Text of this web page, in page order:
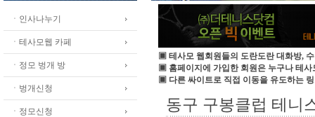
ㆍ인사나누기
ㆍ테사모웹 카페
ㆍ정모 벙개 방
ㆍ벙개신청
ㆍ정모신청
▣ 테사모 웹회원들의 도란도란 대화방,
▣ 홈페이지에 가입한 회원은 누구나 테사
▣ 다른 싸이트로 직접 이동을 유도하는
동구 구봉클럽 테니